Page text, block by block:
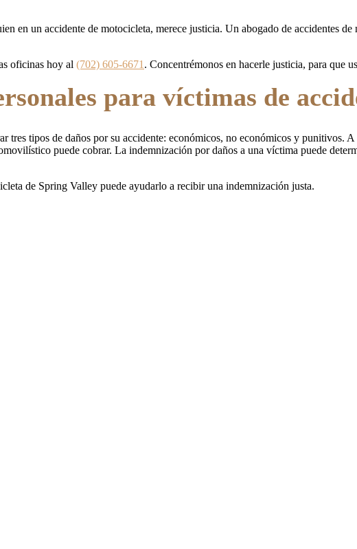
en un accidente de motocicleta, merece justicia. Un abogado de accidentes
oficinas hoy al (702) 605-6671 . Concentrémonos en hacerle justicia, para que
para víctimas de
tres tipos de daños por su accidente: económicos, no económicos y punitivos.
puede cobrar. La indemnización por daños a una víctima puede
de Spring Valley puede ayudarlo a recibir una indemnización justa.